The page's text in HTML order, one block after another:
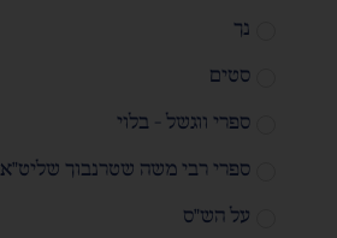
נך
סטים
ספרי ווגשל - בלוי
ספרי רבי משה שטרנבוך שליט"א
על הש"ס